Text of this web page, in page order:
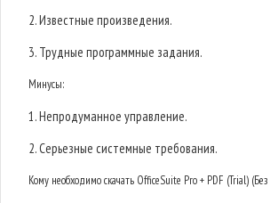
2. Известные произведения.
3. Трудные программные задания.
Минусы:
1. Непродуманное управление.
2. Серьезные системные требования.
Кому необходимо скачать OfficeSuite Pro + PDF (Trial)